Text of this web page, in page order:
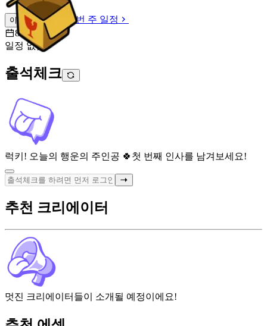
이번 주 일정
이번 주 일정
8월 7일 [금]
일정 없음
출석체크
럭키! 오늘의 행운의 주인공 🍀 첫 번째 인사를 남겨보세요!
추천 크리에이터
멋진 크리에이터들이 소개될 예정이에요!